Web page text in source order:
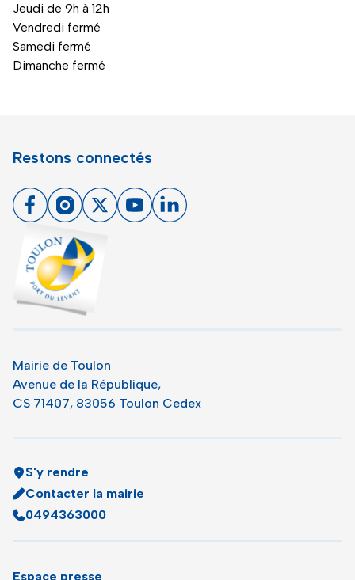
Jeudi de 9h à 12h
Vendredi fermé
Samedi fermé
Dimanche fermé
Restons connectés
FacebookInstagram
X YoutubeLinkedin
Mairie de Toulon
Avenue de la République,
CS 71407, 83056 Toulon Cedex
S'y rendre
Contacter la mairie
0494363000
Espace presse